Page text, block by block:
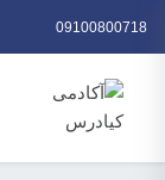
09100800718